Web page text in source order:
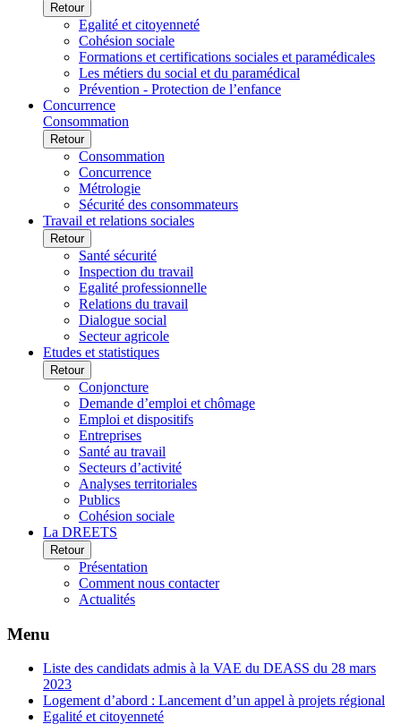
Retour
Egalité et citoyenneté
Cohésion sociale
Formations et certifications sociales et paramédicales
Les métiers du social et du paramédical
Prévention - Protection de l’enfance
Concurrence
Consommation
Retour
Consommation
Concurrence
Métrologie
Sécurité des consommateurs
Travail et relations sociales
Retour
Santé sécurité
Inspection du travail
Egalité professionnelle
Relations du travail
Dialogue social
Secteur agricole
Etudes et statistiques
Retour
Conjoncture
Demande d’emploi et chômage
Emploi et dispositifs
Entreprises
Santé au travail
Secteurs d’activité
Analyses territoriales
Publics
Cohésion sociale
La DREETS
Retour
Présentation
Comment nous contacter
Actualités
Menu
Liste des candidats admis à la VAE du DEASS du 28 mars
2023
Logement d’abord : Lancement d’un appel à projets régional
Egalité et citoyenneté